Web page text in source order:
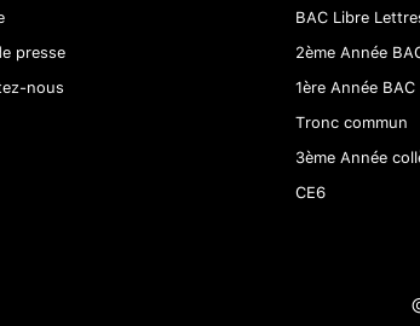
presse
nous
BAC Libre
2ème Année
1ère Année BAC
Tronc commun
3ème Année
CE6